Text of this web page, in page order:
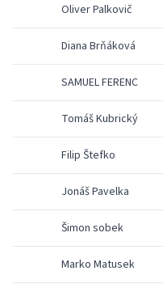
Oliver Palkovič
Diana Brňáková
SAMUEL FERENC
Tomáš Kubrický
Filip Štefko
Jonáš Pavelka
Šimon sobek
Marko Matusek